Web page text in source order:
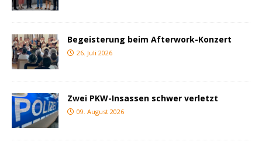
Begeisterung beim Afterwork-Konzert
26. Juli 2026
Zwei PKW-Insassen schwer verletzt
09. August 2026